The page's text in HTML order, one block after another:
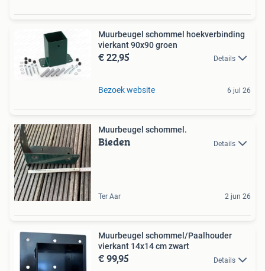
Muurbeugel schommel hoekverbinding
vierkant 90x90 groen
€ 22,95 Details
Bezoek website 6 jul 26
Muurbeugel schommel.
Bieden Details
Ter Aar 2 jun 26
Muurbeugel schommel/Paalhouder
vierkant 14x14 cm zwart
€ 99,95 Details